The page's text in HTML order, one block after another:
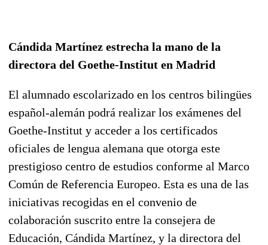
Cándida Martínez estrecha la mano de la
directora del Goethe-Institut en Madrid
El alumnado escolarizado en los centros bilingües
español-alemán podrá realizar los exámenes del
Goethe-Institut y acceder a los certificados
oficiales de lengua alemana que otorga este
prestigioso centro de estudios conforme al Marco
Común de Referencia Europeo. Esta es una de las
iniciativas recogidas en el convenio de
colaboración suscrito entre la consejera de
Educación, Cándida Martínez, y la directora del